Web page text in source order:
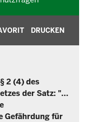
DRUCKEN
2 (4) des
der Satz: "...
Gefährdung für